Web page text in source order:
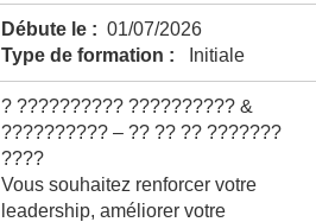
Débute le : 01/07/2026
Type de formation :
Initiale
? ?????????? ?????????? &
?????????? – ?? ?? ?? ???????
????
Vous souhaitez renforcer votre
leadership, améliorer votre